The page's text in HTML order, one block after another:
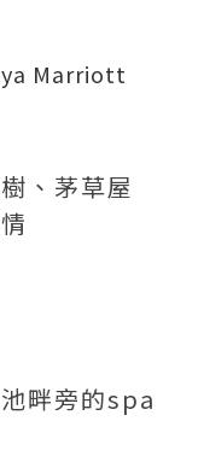
、茅草屋
畔旁的spa